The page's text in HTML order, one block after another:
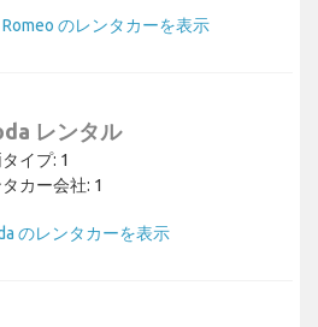
のレンタカーを表示
レンタル
イプ: 1
カー会社: 1
のレンタカーを表示